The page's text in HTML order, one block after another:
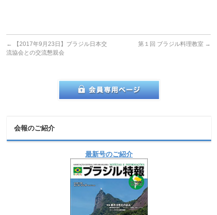
←
【2017年9月23日】ブラジル日本交
流協会との交流懇親会
第１回 ブラジル料理教室 →
会報のご紹介
最新号のご紹介